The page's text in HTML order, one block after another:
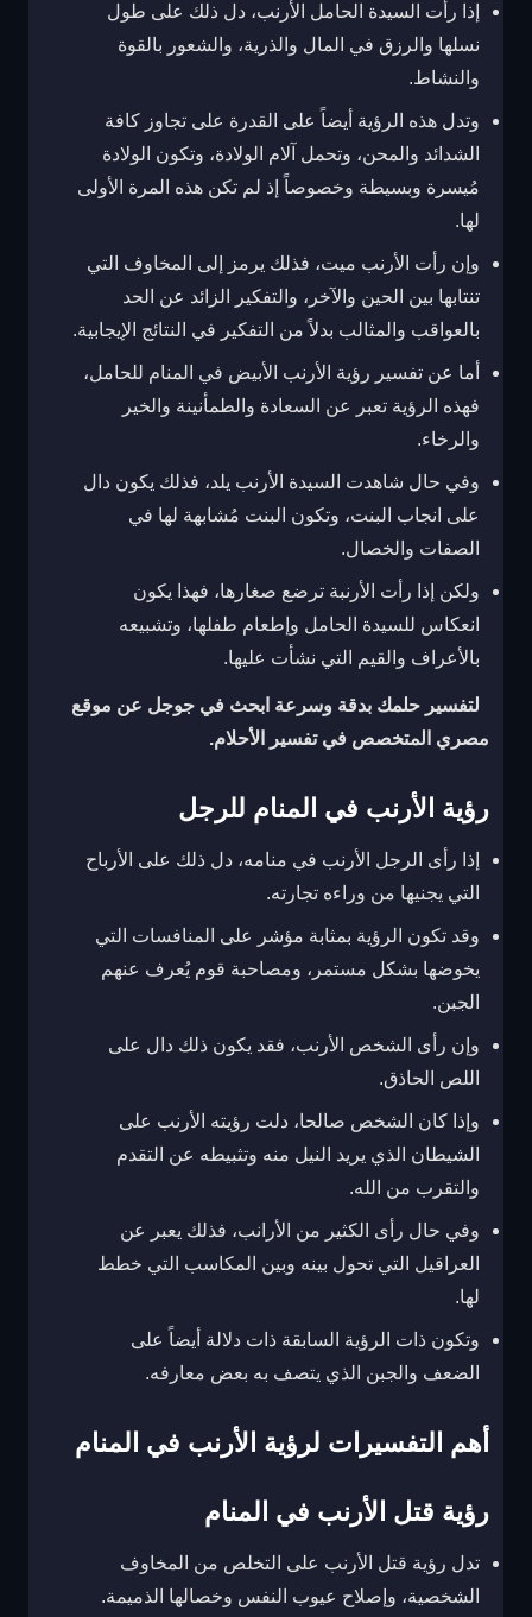
إذا رأت السيدة الحامل الأرنب، دل ذلك على طول
نسلها والرزق في المال والذرية، والشعور بالقوة
والنشاط.
وتدل هذه الرؤية أيضاً على القدرة على تجاوز كافة
الشدائد والمحن، وتحمل آلام الولادة، وتكون الولادة
مُيسرة وبسيطة وخصوصاً إذ لم تكن هذه المرة الأولى
لها.
وإن رأت الأرنب ميت، فذلك يرمز إلى المخاوف التي
تنتابها بين الحين والآخر، والتفكير الزائد عن الحد
بالعواقب والمثالب بدلاً من التفكير في النتائج الإيجابية.
أما عن تفسير رؤية الأرنب الأبيض في المنام للحامل،
فهذه الرؤية تعبر عن السعادة والطمأنينة والخير
والرخاء.
وفي حال شاهدت السيدة الأرنب يلد، فذلك يكون دال
على انجاب البنت، وتكون البنت مُشابهة لها في
الصفات والخصال.
ولكن إذا رأت الأرنبة ترضع صغارها، فهذا يكون
انعكاس للسيدة الحامل وإطعام طفلها، وتشبيعه
بالأعراف والقيم التي نشأت عليها.
لتفسير حلمك بدقة وسرعة ابحث في جوجل عن موقع
مصري المتخصص في تفسير الأحلام.
رؤية الأرنب في المنام للرجل
إذا رأى الرجل الأرنب في منامه، دل ذلك على الأرباح
التي يجنيها من وراءه تجارته.
وقد تكون الرؤية بمثابة مؤشر على المنافسات التي
يخوضها بشكل مستمر، ومصاحبة قوم يُعرف عنهم
الجبن.
وإن رأى الشخص الأرنب، فقد يكون ذلك دال على
اللص الحاذق.
وإذا كان الشخص صالحا، دلت رؤيته الأرنب على
الشيطان الذي يريد النيل منه وتثبيطه عن التقدم
والتقرب من الله.
وفي حال رأى الكثير من الأرانب، فذلك يعبر عن
العراقيل التي تحول بينه وبين المكاسب التي خطط
لها.
وتكون ذات الرؤية السابقة ذات دلالة أيضاً على
الضعف والجبن الذي يتصف به بعض معارفه.
أهم التفسيرات لرؤية الأرنب في المنام
رؤية قتل الأرنب في المنام
تدل رؤية قتل الأرنب على التخلص من المخاوف
الشخصية، وإصلاح عيوب النفس وخصالها الذميمة.